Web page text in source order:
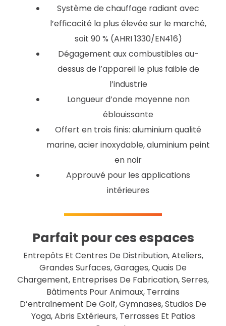
Système de chauffage radiant avec
l’efficacité la plus élevée sur le marché,
soit 90 % (AHRI 1330/EN416)
Dégagement aux combustibles au-
dessus de l’appareil le plus faible de
l’industrie
Longueur d’onde moyenne non
éblouissante
Offert en trois finis: aluminium qualité
marine, acier inoxydable, aluminium peint
en noir
Approuvé pour les applications
intérieures
Parfait pour ces espaces
Entrepôts Et Centres De Distribution, Ateliers,
Grandes Surfaces, Garages, Quais De
Chargement, Entreprises De Fabrication, Serres,
Bâtiments Pour Animaux, Terrains
D’entraînement De Golf, Gymnases, Studios De
Yoga, Abris Extérieurs, Terrasses Et Patios